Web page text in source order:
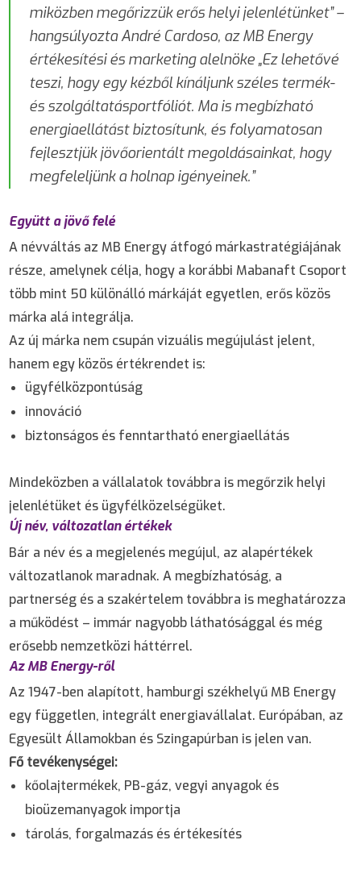
miközben megőrizzük erős helyi jelenlétünket” –
hangsúlyozta André Cardoso, az MB Energy
értékesítési és marketing alelnöke „Ez lehetővé
teszi, hogy egy kézből kínáljunk széles termék-
és szolgáltatásportfóliót. Ma is megbízható
energiaellátást biztosítunk, és folyamatosan
fejlesztjük jövőorientált megoldásainkat, hogy
megfeleljünk a holnap igényeinek.”
Együtt a jövő felé
A névváltás az MB Energy átfogó márkastratégiájának
része, amelynek célja, hogy a korábbi Mabanaft Csoport
több mint 50 különálló márkáját egyetlen, erős közös
márka alá integrálja.
Az új márka nem csupán vizuális megújulást jelent,
hanem egy közös értékrendet is:
ügyfélközpontúság
innováció
biztonságos és fenntartható energiaellátás
Mindeközben a vállalatok továbbra is megőrzik helyi
jelenlétüket és ügyfélközelségüket.
Új név, változatlan értékek
Bár a név és a megjelenés megújul, az alapértékek
változatlanok maradnak. A megbízhatóság, a
partnerség és a szakértelem továbbra is meghatározza
a működést – immár nagyobb láthatósággal és még
erősebb nemzetközi háttérrel.
Az MB Energy-ről
Az 1947-ben alapított, hamburgi székhelyű MB Energy
egy független, integrált energiavállalat. Európában, az
Egyesült Államokban és Szingapúrban is jelen van.
Fő tevékenységei:
kőolajtermékek, PB-gáz, vegyi anyagok és
bioüzemanyagok importja
tárolás, forgalmazás és értékesítés